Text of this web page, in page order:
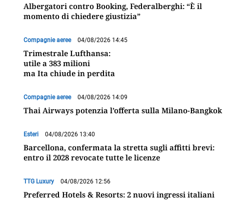
Albergatori contro Booking, Federalberghi: “È il
momento di chiedere giustizia”
Compagnie aeree 04/08/2026 14:45
Trimestrale Lufthansa:
utile a 383 milioni
ma Ita chiude in perdita
Compagnie aeree 04/08/2026 14:09
Thai Airways potenzia l’offerta sulla Milano-Bangkok
Esteri 04/08/2026 13:40
Barcellona, confermata la stretta sugli affitti brevi:
entro il 2028 revocate tutte le licenze
TTG Luxury 04/08/2026 12:56
Preferred Hotels & Resorts: 2 nuovi ingressi italiani